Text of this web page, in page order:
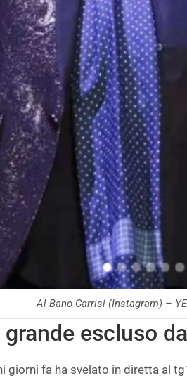
Al Bano Carrisi (Instagram) –
escluso
giorni fa ha svelato in diretta al